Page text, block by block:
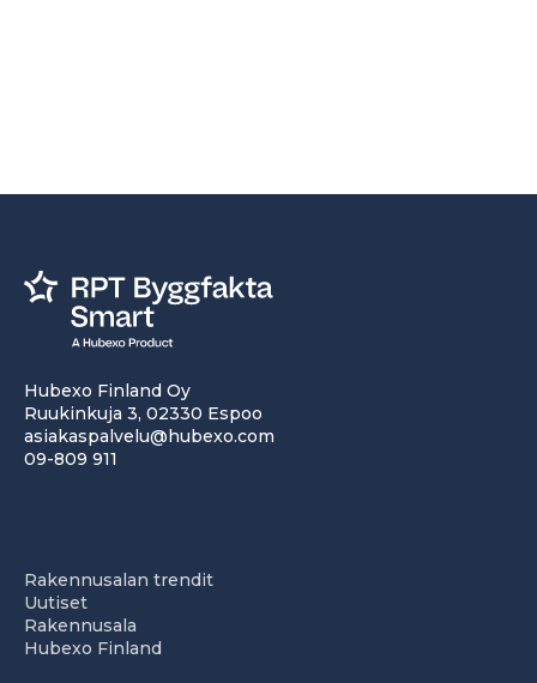
Hubexo Finland Oy
Ruukinkuja 3, 02330 Espoo
asiakaspalvelu@hubexo.com
09-809 911
Rakennusalan trendit
Uutiset
Rakennusala
Hubexo Finland